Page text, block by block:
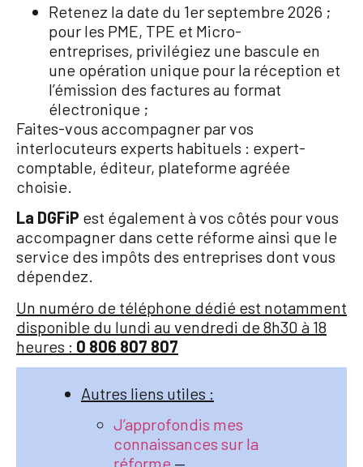
Retenez la date du 1er septembre 2026 ;
pour les PME, TPE et Micro-
entreprises, privilégiez une bascule en
une opération unique pour la réception et
l’émission des factures au format
électronique ;
Faites-vous accompagner par vos
interlocuteurs experts habituels : expert-
comptable, éditeur, plateforme agréée
choisie.
La DGFiP est également à vos côtés pour vous
accompagner dans cette réforme ainsi que le
service des impôts des entreprises dont vous
dépendez.
Un numéro de téléphone dédié est notamment
disponible du lundi au vendredi de 8h30 à 18
heures : 0 806 807 807
Autres liens utiles :
J’approfondis mes
connaissances sur la